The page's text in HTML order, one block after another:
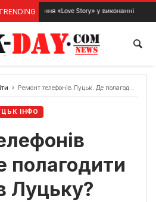
«Love Story» у виконанні оркестру
Ремонт телефонів Луцьк. Де полагодити телефон в Луцьку?
ІНФО
полагодити
Луцьку?